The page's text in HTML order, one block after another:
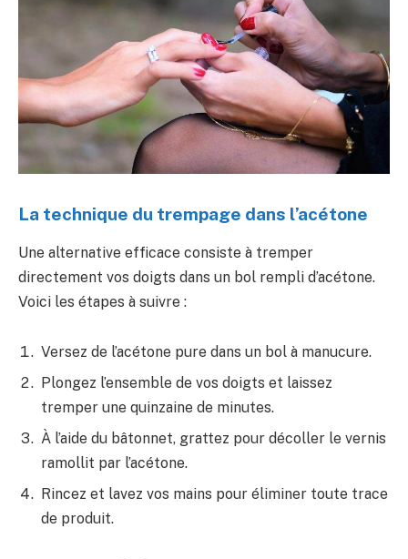
La technique du trempage dans l’acétone
Une alternative efficace consiste à tremper
directement vos doigts dans un bol rempli d’acétone.
Voici les étapes à suivre :
Versez de l’acétone pure dans un bol à manucure.
Plongez l’ensemble de vos doigts et laissez
tremper une quinzaine de minutes.
À l’aide du bâtonnet, grattez pour décoller le vernis
ramollit par l’acétone.
Rincez et lavez vos mains pour éliminer toute trace
de produit.